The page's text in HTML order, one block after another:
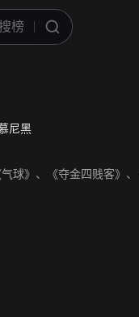
尼黑
球》、《夺金四贱客》、